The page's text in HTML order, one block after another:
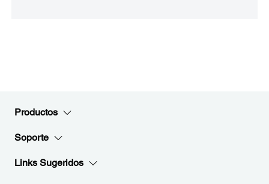
Productos
Soporte
Links Sugeridos